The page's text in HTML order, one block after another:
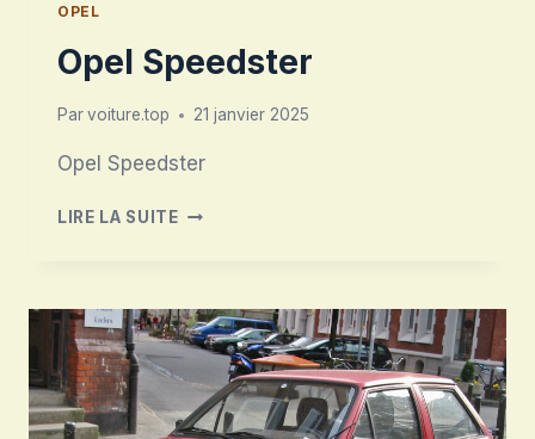
OPEL
Opel Speedster
Parvoiture.top 21 janvier 2025
Opel Speedster
LIRE LA SUITEOPEL